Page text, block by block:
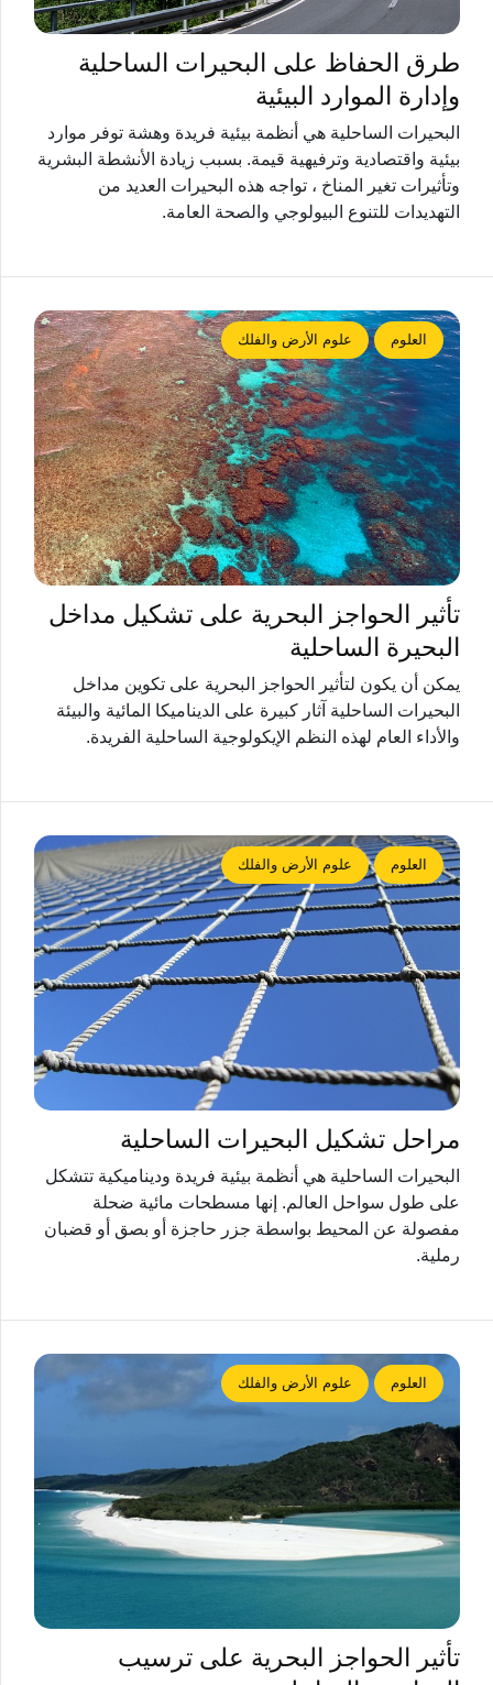
طرق الحفاظ على البحيرات الساحلية
وإدارة الموارد البيئية
البحيرات الساحلية هي أنظمة بيئية فريدة وهشة توفر موارد
بيئية واقتصادية وترفيهية قيمة. بسبب زيادة الأنشطة البشرية
وتأثيرات تغير المناخ ، تواجه هذه البحيرات العديد من
التهديدات للتنوع البيولوجي والصحة العامة.
العلوم علوم الأرض والفلك
تأثير الحواجز البحرية على تشكيل مداخل
البحيرة الساحلية
يمكن أن يكون لتأثير الحواجز البحرية على تكوين مداخل
البحيرات الساحلية آثار كبيرة على الديناميكا المائية والبيئة
والأداء العام لهذه النظم الإيكولوجية الساحلية الفريدة.
العلوم علوم الأرض والفلك
مراحل تشكيل البحيرات الساحلية
البحيرات الساحلية هي أنظمة بيئية فريدة وديناميكية تتشكل
على طول سواحل العالم. إنها مسطحات مائية ضحلة
مفصولة عن المحيط بواسطة جزر حاجزة أو بصق أو قضبان
رملية.
العلوم علوم الأرض والفلك
تأثير الحواجز البحرية على ترسيب